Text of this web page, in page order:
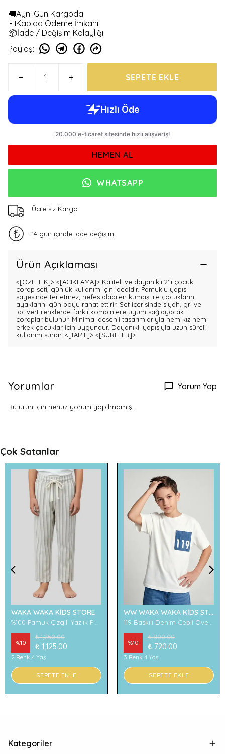
🚚Aynı Gün Kargoda
💵Kapıda Ödeme İmkanı
📦İade / Değişim Kolaylığı
Paylaş:
SEPETE EKLE
HEMEN AL
WHATSAPP
Ücretsiz Kargo
14 gün içinde iade değişim
Ürün Açıklaması
<[OZELLIK]> <[ACIKLAMA]> Kaliteli ve dayanıklı 2’lı çocuk
çorap seti, günlük kullanım için idealdir. Pamuklu yapısı
sayesinde terletmez, nefes alabilen kumaşı ile çocukların
ayaklarını gün boyu rahat ettirir. Set içerisinde siyah, gri ve
lacivert renklerde farklı kombinlere uyum sağlayacak
çoraplar bulunur. Minimal desenli tasarımlarıyla hem kız hem
erkek çocuklar için uygundur. Dayanıklı yapısıyla uzun süreli
kullanım sunar. <[TARIF]> <[SURELER]>
Yorumlar Yorum Yap
Bu ürün için henüz yorum yapılmamış.
Çok Satanlar
WAKA WAKA KİDS STORE
%10
₺ 1,250.00
₺ 1,125.00
2 Renk 4 Yaş
SEPETE EKLE
WW WAKA WAKA KİDS STORE
%10
₺ 800.00
₺ 720.00
3 Renk 4 Yaş
SEPETE EKLE
Kategoriler